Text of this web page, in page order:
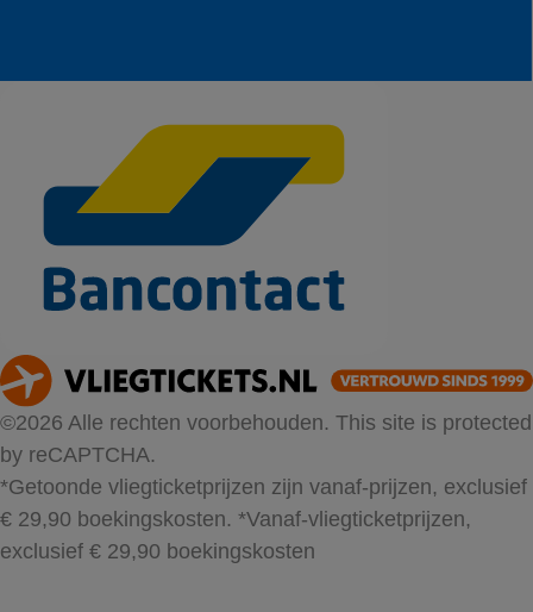
©2026 Alle rechten voorbehouden. This site is protected
by reCAPTCHA.
*Getoonde vliegticketprijzen zijn vanaf-prijzen, exclusief
€ 29,90 boekingskosten. *Vanaf-vliegticketprijzen,
exclusief € 29,90 boekingskosten